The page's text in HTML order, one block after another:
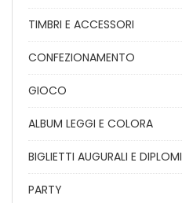
TIMBRI E ACCESSORI
CONFEZIONAMENTO
GIOCO
ALBUM LEGGI E COLORA
BIGLIETTI AUGURALI E DIPLOMI
PARTY